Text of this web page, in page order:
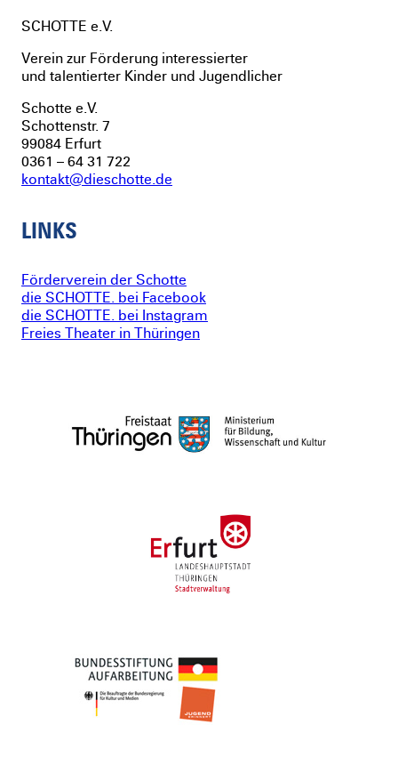
SCHOTTE e.V.
Verein zur Förderung interessierter
und talentierter Kinder und Jugendlicher
Schotte e.V.
Schottenstr. 7
99084 Erfurt
0361 – 64 31 722
kontakt@dieschotte.de
LINKS
Förderverein der Schotte
die SCHOTTE. bei Facebook
die SCHOTTE. bei Instagram
Freies Theater in Thüringen